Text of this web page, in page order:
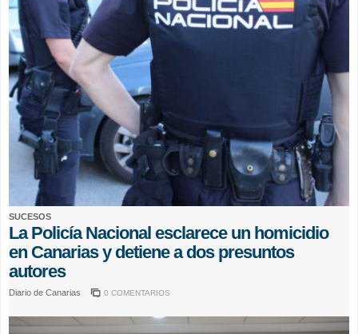
SUCESOS
La Policía Nacional esclarece un homicidio
en Canarias y detiene a dos presuntos
autores
Diario de Canarias 0 COMENTARIOS